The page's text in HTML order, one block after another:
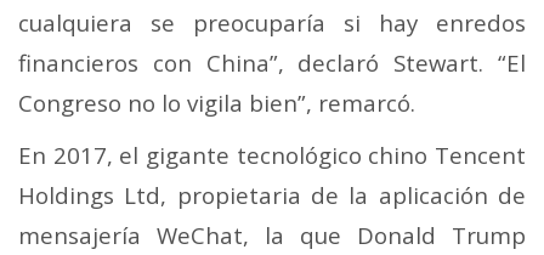
cualquiera se preocuparía si hay enredos
financieros con China”, declaró Stewart. “El
Congreso no lo vigila bien”, remarcó.
En 2017, el gigante tecnológico chino Tencent
Holdings Ltd, propietaria de la aplicación de
mensajería WeChat, la que Donald Trump